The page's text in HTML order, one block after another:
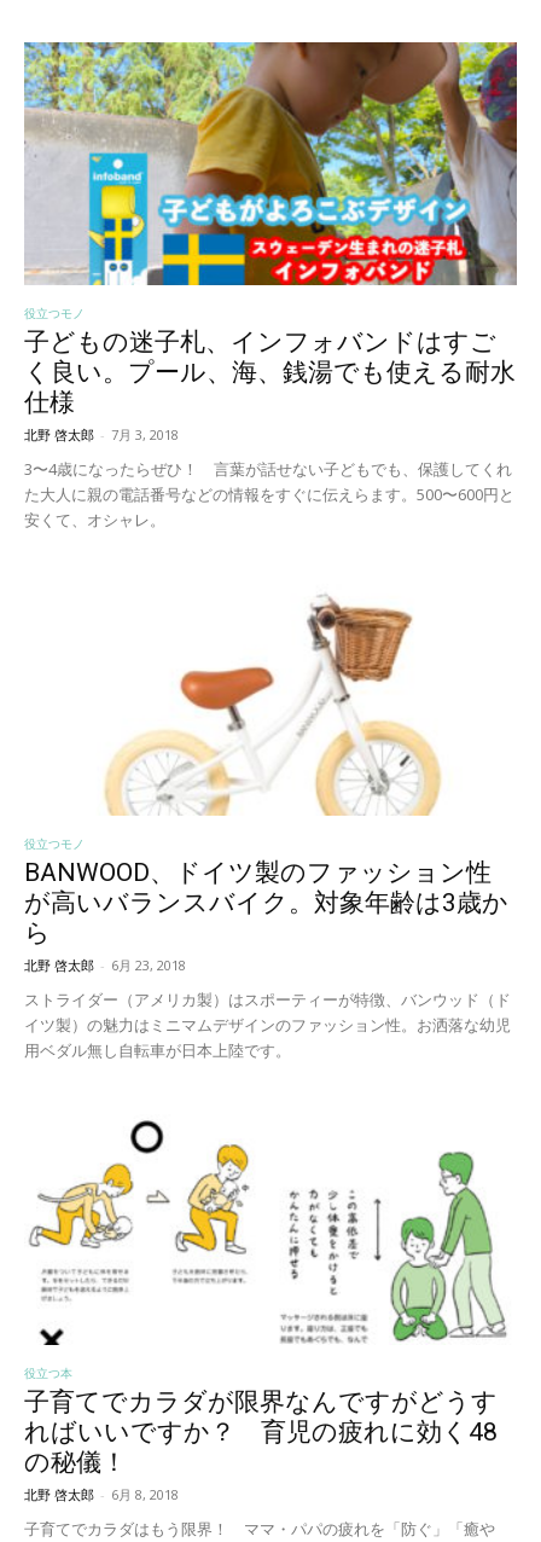
役立つモノ
子どもの迷子札、インフォバンドはすご
く良い。プール、海、銭湯でも使える耐水
仕様
北野 啓太郎 - 7月 3, 2018
3〜4歳になったらぜひ！ 言葉が話せない子どもでも、保護してくれ
た大人に親の電話番号などの情報をすぐに伝えらます。500〜600円と
安くて、オシャレ。
役立つモノ
BANWOOD、ドイツ製のファッション性
が高いバランスバイク。対象年齢は3歳か
ら
北野 啓太郎 - 6月 23, 2018
ストライダー（アメリカ製）はスポーティーが特徴、バンウッド（ド
イツ製）の魅力はミニマムデザインのファッション性。お洒落な幼児
用ベダル無し自転車が日本上陸です。
役立つ本
子育てでカラダが限界なんですがどうす
ればいいですか？ 育児の疲れに効く48
の秘儀！
北野 啓太郎 - 6月 8, 2018
子育てでカラダはもう限界！ ママ・パパの疲れを「防ぐ」「癒や